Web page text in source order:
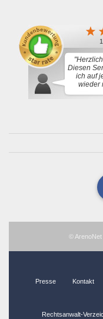
Diesen
ich auf
wieder
© ArenoNet
Presse Kontakt
Rechtsanwalt-